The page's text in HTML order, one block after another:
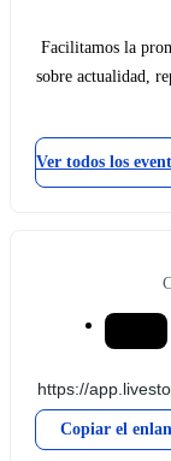
Facilitamos la
sobre actualidad,
Ver todos los
Copiar el